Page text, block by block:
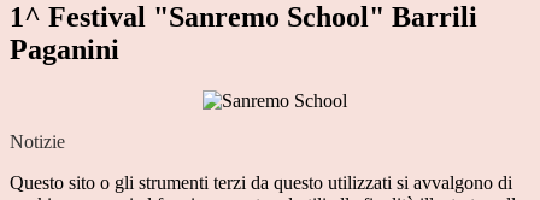
1^ Festival "Sanremo School" Barrili
Paganini
Notizie
Questo sito o gli strumenti terzi da questo utilizzati si avvalgono di